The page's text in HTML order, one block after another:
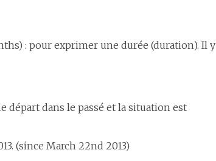
: pour exprimer une durée (duration). Il y
départ dans le passé et la situation est
(since March 22nd 2013)